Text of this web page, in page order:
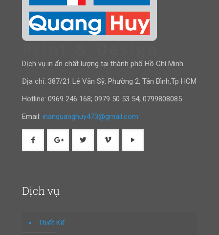
Dịch vụ in ấn chất lượng tại thành phố Hồ Chí Minh
Địa chỉ: 387/21 Lê Văn Sỹ, Phường 2, Tân Bình,Tp HCM
Hotline: 0969 246 168; 0979 50 53 54; 0799808085
Email: inanquanghuy473@gmail.com
Dịch vụ
Thiết Kế